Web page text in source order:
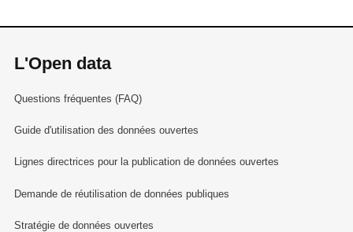
L'Open data
Questions fréquentes (FAQ)
Guide d'utilisation des données ouvertes
Lignes directrices pour la publication de données ouvertes
Demande de réutilisation de données publiques
Stratégie de données ouvertes